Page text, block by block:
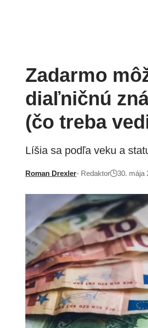
Zadarmo
diaľničnú
(čo treba
Líšia sa podľa veku a
Roman Drexler- Redaktor 30. mája